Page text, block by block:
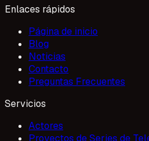
Enlaces rápidos
Página de inicio
Blog
Noticias
Contacto
Preguntas Frecuentes
Servicios
Actores
Proyectos de Series de